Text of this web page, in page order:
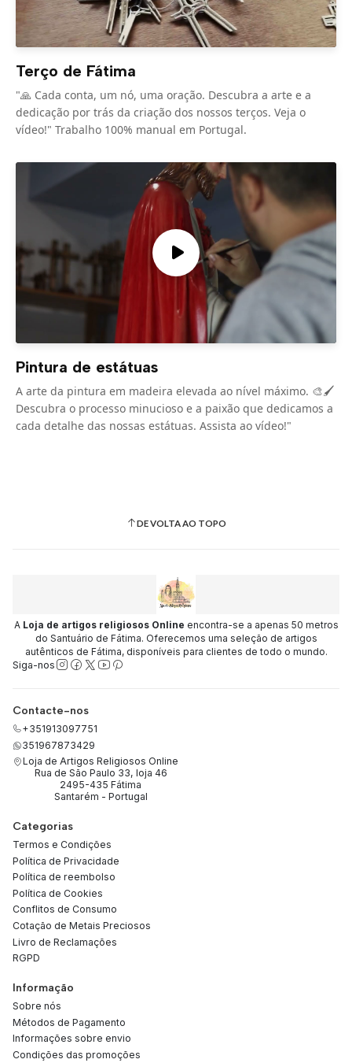
Terço de Fátima
"🙏 Cada conta, um nó, uma oração. Descubra a arte e a
dedicação por trás da criação dos nossos terços. Veja o
vídeo!" Trabalho 100% manual em Portugal.
Pintura de estátuas
A arte da pintura em madeira elevada ao nível máximo. 🎨🖌️
Descubra o processo minucioso e a paixão que dedicamos a
cada detalhe das nossas estátuas. Assista ao vídeo!"
DE VOLTA AO TOPO
A Loja de artigos religiosos Online encontra-se a apenas 50 metros
do Santuário de Fátima. Oferecemos uma seleção de artigos
autênticos de Fátima, disponíveis para clientes de todo o mundo.
Siga-nos
Contacte-nos
+351913097751
351967873429
Loja de Artigos Religiosos Online
Rua de São Paulo 33, loja 46
2495-435 Fátima
Santarém - Portugal
Categorias
Termos e Condições
Política de Privacidade
Política de reembolso
Política de Cookies
Conflitos de Consumo
Cotação de Metais Preciosos
Livro de Reclamações
RGPD
Informação
Sobre nós
Métodos de Pagamento
Informações sobre envio
Condições das promoções